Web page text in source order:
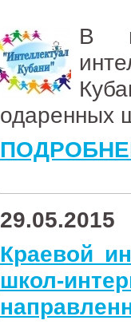
В
одаренных
29.05.2015
Краевой
школ-